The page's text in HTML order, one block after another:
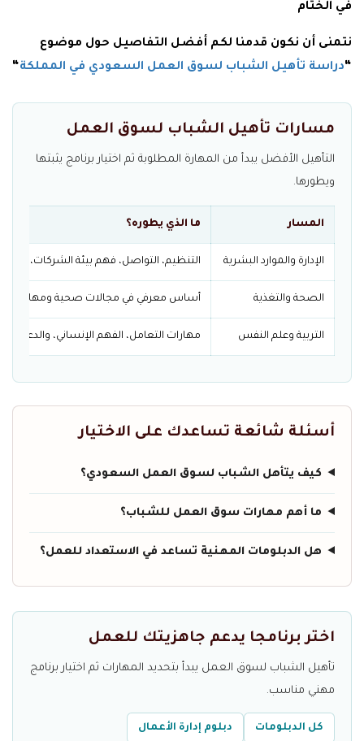
في الختام
نتمنى أن نكون قدمنا لكم أفضل التفاصيل حول موضوع
“دراسة تأهيل الشباب لسوق العمل السعودي في المملكة“
مسارات تأهيل الشباب لسوق العمل
التأهيل الأفضل يبدأ من المهارة المطلوبة ثم اختيار برنامج يثبتها
ويطورها.
المسار ما الذي يطوره؟
الإدارة والموارد البشرية التنظيم، التواصل، فهم بيئة الشركات، وإدارة
الصحة والتغذية أساس معرفي في مجالات صحية ومهارات
التربية وعلم النفس مهارات التعامل، الفهم الإنساني، والدعم
أسئلة شائعة تساعدك على الاختيار
كيف يتأهل الشباب لسوق العمل السعودي؟
ما أهم مهارات سوق العمل للشباب؟
هل الدبلومات المهنية تساعد في الاستعداد للعمل؟
اختر برنامجا يدعم جاهزيتك للعمل
تأهيل الشباب لسوق العمل يبدأ بتحديد المهارات ثم اختيار برنامج
مهني مناسب.
كل الدبلومات دبلوم إدارة الأعمال